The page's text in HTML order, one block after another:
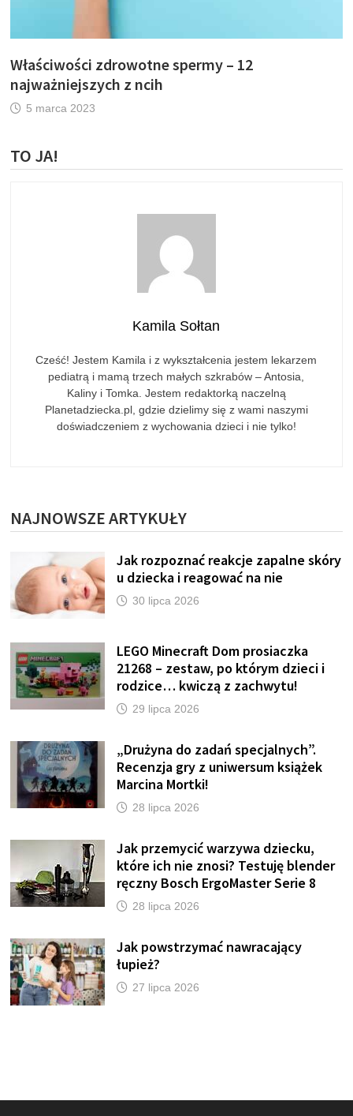
Właściwości zdrowotne spermy – 12
najważniejszych z ncih
5 marca 2023
TO JA!
Kamila Sołtan
Cześć! Jestem Kamila i z wykształcenia jestem lekarzem
pediatrą i mamą trzech małych szkrabów – Antosia,
Kaliny i Tomka. Jestem redaktorką naczelną
Planetadziecka.pl, gdzie dzielimy się z wami naszymi
doświadczeniem z wychowania dzieci i nie tylko!
NAJNOWSZE ARTYKUŁY
Jak rozpoznać reakcje zapalne skóry
u dziecka i reagować na nie
30 lipca 2026
LEGO Minecraft Dom prosiaczka
21268 – zestaw, po którym dzieci i
rodzice… kwiczą z zachwytu!
29 lipca 2026
„Drużyna do zadań specjalnych”.
Recenzja gry z uniwersum książek
Marcina Mortki!
28 lipca 2026
Jak przemycić warzywa dziecku,
które ich nie znosi? Testuję blender
ręczny Bosch ErgoMaster Serie 8
28 lipca 2026
Jak powstrzymać nawracający
łupież?
27 lipca 2026